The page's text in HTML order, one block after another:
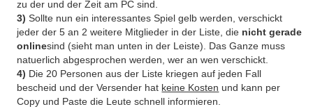
zu der und der Zeit am PC sind.
3) Sollte nun ein interessantes Spiel gelb werden, verschickt
jeder der 5 an 2 weitere Mitglieder in der Liste, die nicht gerade
onlinesind (sieht man unten in der Leiste). Das Ganze muss
natuerlich abgesprochen werden, wer an wen verschickt.
4) Die 20 Personen aus der Liste kriegen auf jeden Fall
bescheid und der Versender hat keine Kosten und kann per
Copy und Paste die Leute schnell informieren.